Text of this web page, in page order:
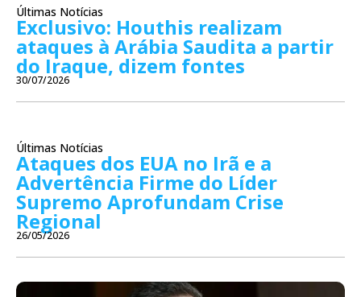
Últimas Notícias
Exclusivo: Houthis realizam
ataques à Arábia Saudita a partir
do Iraque, dizem fontes
30/07/2026
Últimas Notícias
Ataques dos EUA no Irã e a
Advertência Firme do Líder
Supremo Aprofundam Crise
Regional
26/05/2026